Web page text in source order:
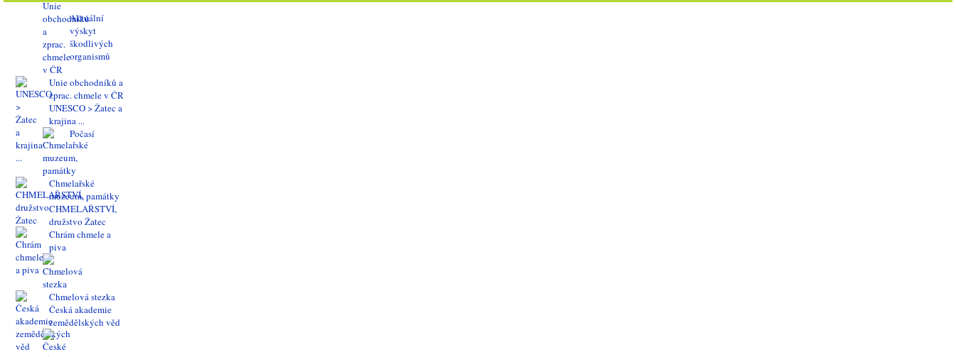
Unie obchodníků a
zprac. chmele v ČR
UNESCO > Žatec a
krajina ...
Chmelařské
muzeum, památky
CHMELAŘSTVÍ,
družstvo Žatec
Chrám chmele a
piva
Chmelová stezka
Česká akademie
zemědělských věd
Aktuální
výskyt
škodlivých
organismů
Počasí